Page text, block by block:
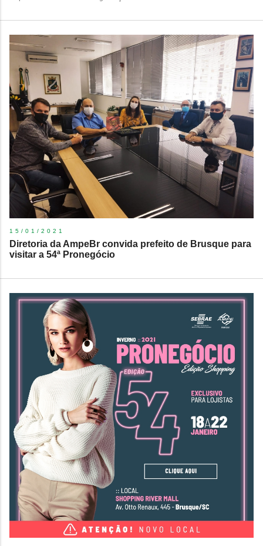
15/01/2021
Diretoria da AmpeBr convida prefeito de Brusque para
visitar a 54ª Pronegócio